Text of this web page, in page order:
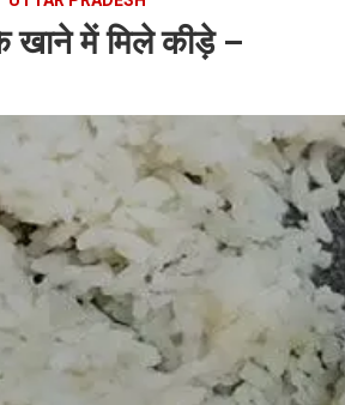
खाने में मिले कीड़े –